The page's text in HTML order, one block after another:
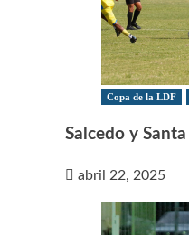
Copa de la LDF
Salcedo y
abril 22, 2025